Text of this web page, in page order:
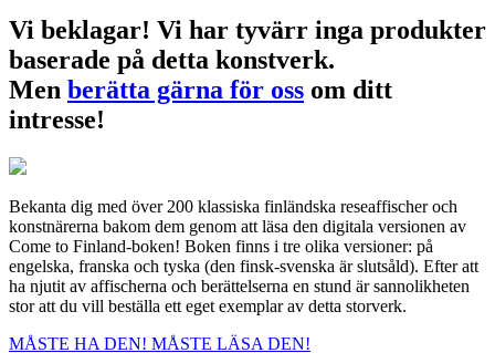
Vi beklagar! Vi har tyvärr inga produkter
baserade på detta konstverk.
Men berätta gärna för oss om ditt
intresse!
Bekanta dig med över 200 klassiska finländska reseaffischer och
konstnärerna bakom dem genom att läsa den digitala versionen av
Come to Finland-boken! Boken finns i tre olika versioner: på
engelska, franska och tyska (den finsk-svenska är slutsåld). Efter att
ha njutit av affischerna och berättelserna en stund är sannolikheten
stor att du vill beställa ett eget exemplar av detta storverk.
MÅSTE HA DEN! MÅSTE LÄSA DEN!